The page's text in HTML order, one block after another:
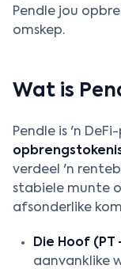
Pendle jou
omskep.
Wat is
Pendle is 'n
verdeel 'n
stabiele munte
afsonderlike
Die Hoof (PT
aanvanklike